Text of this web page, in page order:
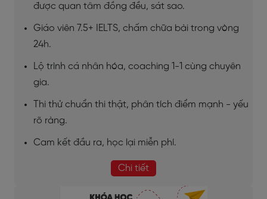
được quan tâm đồng đều, sát sao.
Giáo viên 7.5+ IELTS, chấm chữa bài trong vòng
24h.
Lộ trình cá nhân hóa, coaching 1-1 cùng chuyên
gia.
Thi thử chuẩn thi thật, phân tích điểm mạnh - yếu
rõ ràng.
Cam kết đầu ra, học lại miễn phí.
Chi tiết